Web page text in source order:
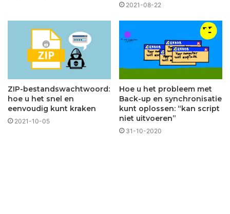
2021-08-22
ZIP-bestandswachtwoord:
hoe u het snel en
eenvoudig kunt kraken
2021-10-05
Hoe u het probleem met
Back-up en synchronisatie
kunt oplossen: “kan script
niet uitvoeren”
31-10-2020